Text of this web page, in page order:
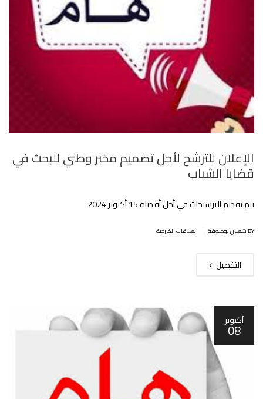
الإعلان للترشح لأجل تصميم مخبر وطني للبحث في
قضايا الشباب
يتم تقديم الترشيحات في أجل أقصاه 15 أكتوبر 2024
BY شعبان بوحلوفة العلاقات الخارجية
التفصيل
أكتوبر
08